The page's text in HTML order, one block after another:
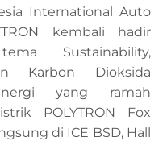
International Auto
kembali hadir
Sustainability,
Karbon Dioksida
yang ramah
POLYTRON Fox
di ICE BSD, Hall